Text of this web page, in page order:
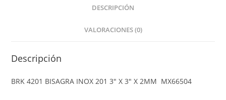
DESCRIPCIÓN
VALORACIONES (0)
Descripción
BRK 4201 BISAGRA INOX 201 3″ X 3″ X 2MM MX66504